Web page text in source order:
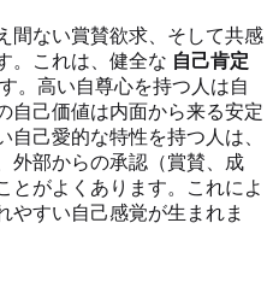
間ない賞賛欲求、そして共感
。これは、健全な 自己肯定
。高い自尊心を持つ人は自
自己価値は内面から来る安定
自己愛的な特性を持つ人は、
外部からの承認（賞賛、成
とがよくあります。これによ
やすい自己感覚が生まれま